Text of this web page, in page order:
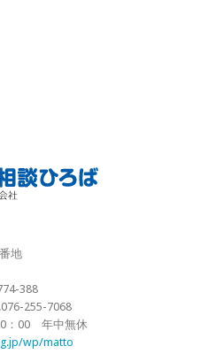
地
388
255-7068
：00 年中無休
wp/matto